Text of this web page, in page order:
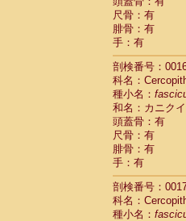
尺骨：有
腓骨：有
手：有
剖検番号：
科名：
種小名：
和名：カニク
頭蓋骨：有
尺骨：有
腓骨：有
手：有
剖検番号：
科名：
種小名：